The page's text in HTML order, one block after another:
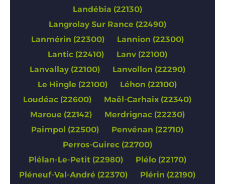
Landébia (22130)
Langrolay Sur Rance (22490)
Lanmérin (22300)
Lannion (22300)
Lantic (22410)
Lanv (22100)
Lanvallay (22100)
Lanvollon (22290)
Le Hingle (22100)
Léhon (22100)
Loudéac (22600)
Maël-Carhaix (22340)
Maroue (22142)
Merdrignac (22230)
Paimpol (22500)
Penvénan (22710)
Perros-Guirec (22700)
Plélan-Le-Petit (22980)
Plélo (22170)
Pléneuf-Val-André (22370)
Plérin (22190)